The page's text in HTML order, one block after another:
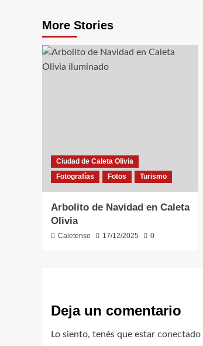
More Stories
Ciudad de Caleta Olivia
Fotografías
Fotos Turismo
Arbolito de Navidad en Caleta
Olivia
Caletense 17/12/2025 0
Deja un comentario
Lo siento, tenés que estar conectado